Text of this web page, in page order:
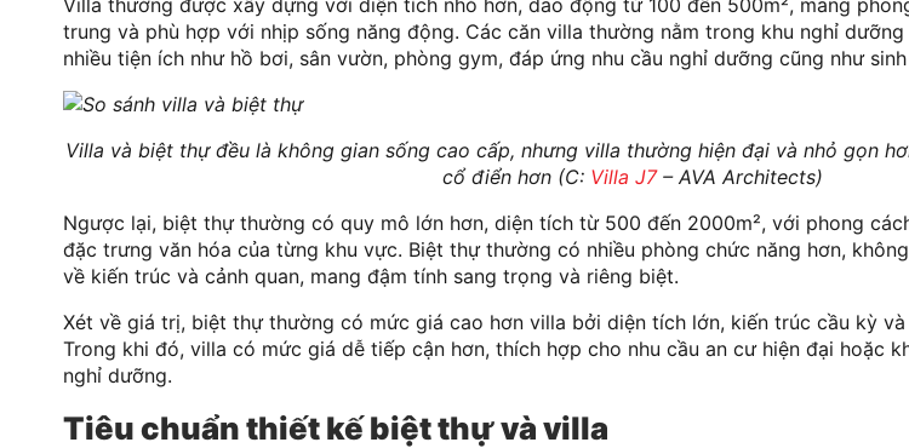
trung và phù hợp với nhịp sống năng động. Các căn villa thường nằm trong khu nghỉ
nhiều tiện ích như hồ bơi, sân vườn, phòng gym, đáp ứng nhu cầu nghỉ dưỡng cũng như
Villa và biệt thự đều là không gian sống cao cấp, nhưng villa thường hiện đại và nhỏ gọn
cổ điển hơn (C: Villa J7– AVA Architects)
Ngược lại, biệt thự thường có quy mô lớn hơn, diện tích từ 500 đến 2000m², với phong
đặc trưng văn hóa của từng khu vực. Biệt thự thường có nhiều phòng chức năng hơn,
về kiến trúc và cảnh quan, mang đậm tính sang trọng và riêng biệt.
Xét về giá trị, biệt thự thường có mức giá cao hơn villa bởi diện tích lớn, kiến trúc cầu kỳ
Trong khi đó, villa có mức giá dễ tiếp cận hơn, thích hợp cho nhu cầu an cư hiện đại hoặc
nghỉ dưỡng.
Tiêu chuẩn thiết kế biệt thự và villa